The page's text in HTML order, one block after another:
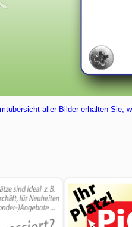
aller Bilder erhalten Sie,